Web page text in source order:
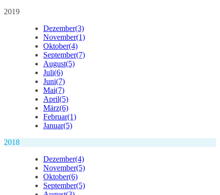
2019
Dezember(3)
November(1)
Oktober(4)
September(7)
August(5)
Juli(6)
Juni(7)
Mai(7)
April(5)
März(6)
Februar(1)
Januar(5)
2018
Dezember(4)
November(5)
Oktober(6)
September(5)